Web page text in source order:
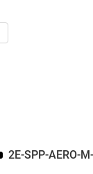
2E-SPP-AERO-